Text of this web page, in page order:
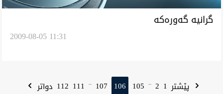
گرانیه‌ گه‌وره‌كه‌
2009-08-05 11:31
پێشتر 1
2
...
105
106
107
...
111
112 دواتر